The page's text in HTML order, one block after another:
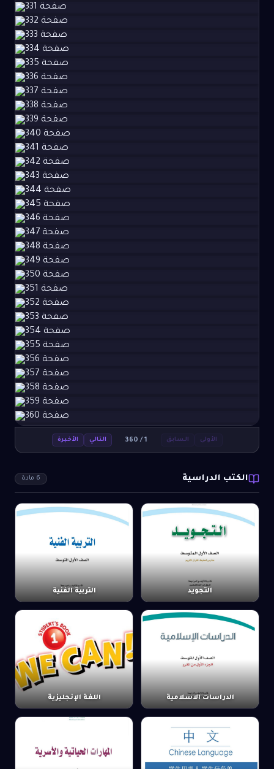
الأولى السابق 1
/
360 التالي الأخيرة
الكتب الدراسية 6 مادة
التجويد التربية الفنية
الدراسات الاسلامية اللغة الإنجليزية